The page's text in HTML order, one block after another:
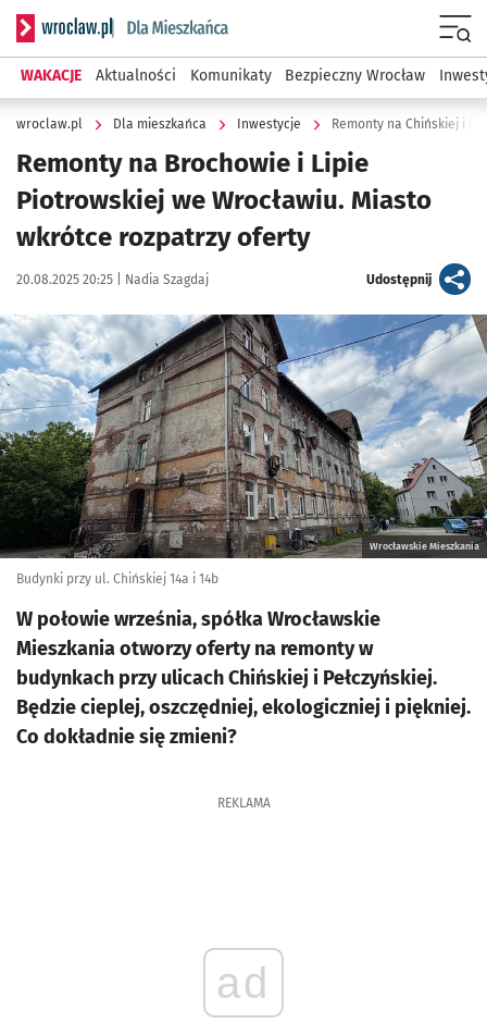
Serwis informacyjny wroclaw.pl podserwis: Dla mieszkańca
WAKACJE Aktualności Komunikaty Bezpieczny Wrocław
wroclaw.pl Dla mieszkańca Inwestycje Remonty na Chińskiej i
Remonty na Brochowie i Lipie
Piotrowskiej we Wrocławiu. Miasto
wkrótce rozpatrzy oferty
Data publikacji:
20.08.2025 20:25 | Autor:
Nadia Szagdaj Udostępnijartykuł
Kliknij, aby powiększyć
Wrocławskie Mieszkania
Budynki przy ul. Chińskiej 14a i 14b
W połowie września, spółka Wrocławskie
Mieszkania otworzy oferty na remonty w
budynkach przy ulicach Chińskiej i Pełczyńskiej.
Będzie cieplej, oszczędniej, ekologiczniej i piękniej.
Co dokładnie się zmieni?
REKLAMA
ad